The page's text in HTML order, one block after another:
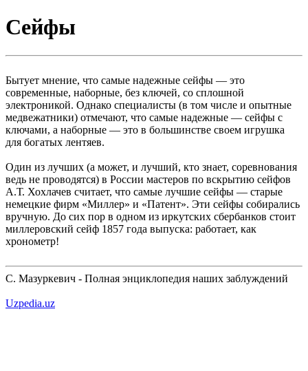
Сейфы
Бытует мнение, что самые надежные сейфы — это
современные, наборные, без ключей, со сплошной
электроникой. Однако специалисты (в том числе и опытные
медвежатники) отмечают, что самые надежные — сейфы с
ключами, а наборные — это в большинстве своем игрушка
для богатых лентяев.
Один из лучших (а может, и лучший, кто знает, соревнования
ведь не проводятся) в России мастеров по вскрытию сейфов
А.Т. Хохлачев считает, что самые лучшие сейфы — старые
немецкие фирм «Миллер» и «Патент». Эти сейфы собирались
вручную. До сих пор в одном из иркутских сбербанков стоит
миллеровский сейф 1857 года выпуска: работает, как
хронометр!
С. Мазуркевич - Полная энциклопедия наших заблуждений
Uzpedia.uz